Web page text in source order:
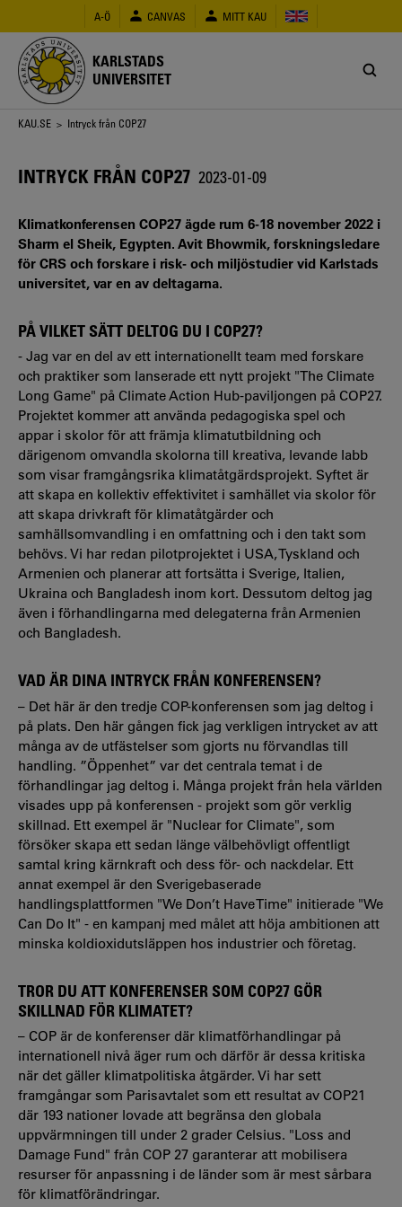
huvudinnehåll
A-Ö CANVAS MITT KAU
KARLSTADS
UNIVERSITET
Länkstig
KAU.SE > Intryck från COP27
INTRYCK FRÅN COP27 2023-01-09
Klimatkonferensen COP27 ägde rum 6-18 november 2022 i
Sharm el Sheik, Egypten. Avit Bhowmik, forskningsledare
för CRS och forskare i risk- och miljöstudier vid Karlstads
universitet, var en av deltagarna.
PÅ VILKET SÄTT DELTOG DU I COP27?
- Jag var en del av ett internationellt team med forskare
och praktiker som lanserade ett nytt projekt "The Climate
Long Game" på Climate Action Hub-paviljongen på COP27.
Projektet kommer att använda pedagogiska spel och
appar i skolor för att främja klimatutbildning och
därigenom omvandla skolorna till kreativa, levande labb
som visar framgångsrika klimatåtgärdsprojekt. Syftet är
att skapa en kollektiv effektivitet i samhället via skolor för
att skapa drivkraft för klimatåtgärder och
samhällsomvandling i en omfattning och i den takt som
behövs. Vi har redan pilotprojektet i USA, Tyskland och
Armenien och planerar att fortsätta i Sverige, Italien,
Ukraina och Bangladesh inom kort. Dessutom deltog jag
även i förhandlingarna med delegaterna från Armenien
och Bangladesh.
VAD ÄR DINA INTRYCK FRÅN KONFERENSEN?
– Det här är den tredje COP-konferensen som jag deltog i
på plats. Den här gången fick jag verkligen intrycket av att
många av de utfästelser som gjorts nu förvandlas till
handling. ”Öppenhet” var det centrala temat i de
förhandlingar jag deltog i. Många projekt från hela världen
visades upp på konferensen - projekt som gör verklig
skillnad. Ett exempel är "Nuclear for Climate", som
försöker skapa ett sedan länge välbehövligt offentligt
samtal kring kärnkraft och dess för- och nackdelar. Ett
annat exempel är den Sverigebaserade
handlingsplattformen "We Don’t Have Time" initierade "We
Can Do It" - en kampanj med målet att höja ambitionen att
minska koldioxidutsläppen hos industrier och företag.
TROR DU ATT KONFERENSER SOM COP27 GÖR
SKILLNAD FÖR KLIMATET?
– COP är de konferenser där klimatförhandlingar på
internationell nivå äger rum och därför är dessa kritiska
när det gäller klimatpolitiska åtgärder. Vi har sett
framgångar som Parisavtalet som ett resultat av COP21
där 193 nationer lovade att begränsa den globala
uppvärmningen till under 2 grader Celsius. "Loss and
Damage Fund" från COP 27 garanterar att mobilisera
resurser för anpassning i de länder som är mest sårbara
för klimatförändringar.